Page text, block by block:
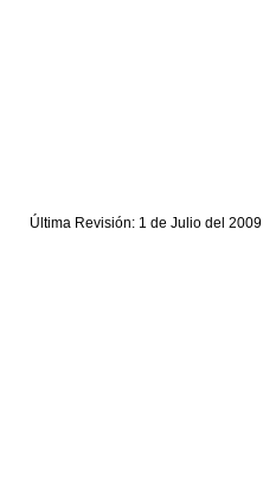
Última Revisión: 1 de Julio del 2009